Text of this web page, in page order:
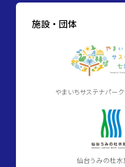
施設・団体
やまいちサステナパー
仙台うみの杜水